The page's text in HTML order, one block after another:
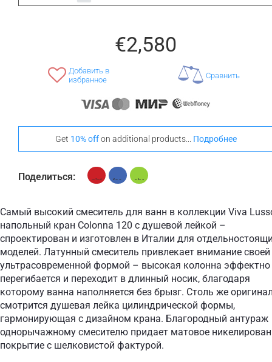
€2,580
Добавить в
избранное
Сравнить
Get 10% offon additional products... Подробнее
Поделиться:
Самый высокий смеситель для ванн в коллекции Viva
напольный кран Colonna 120 с душевой лейкой –
спроектирован и изготовлен в Италии для
моделей. Латунный смеситель привлекает внимание своей
ультрасовременной формой – высокая колонна эффектно
перегибается и переходит в длинный носик, благодаря
которому ванна наполняется без брызг. Столь же
смотрится душевая лейка цилиндрической формы,
гармонирующая с дизайном крана. Благородный антураж
однорычажному смесителю придает матовое
покрытие с шелковистой фактурой.